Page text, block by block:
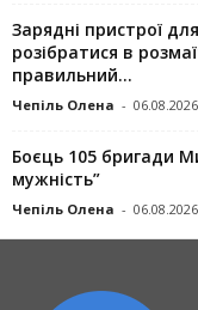
Зарядні пристрої
розібратися в
правильний...
Чепіль Олена - 06.08.2026
Боєць 105 бригади
мужність”
Чепіль Олена - 06.08.2026